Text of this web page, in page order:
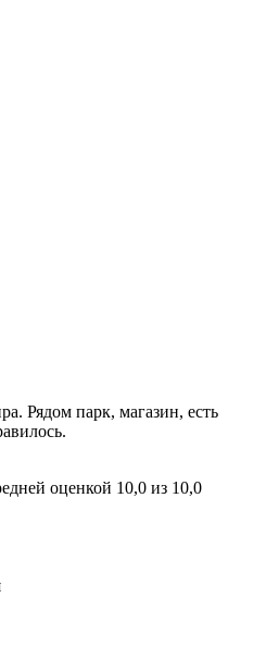
Рядом парк, магазин, есть
оценкой 10,0 из 10,0